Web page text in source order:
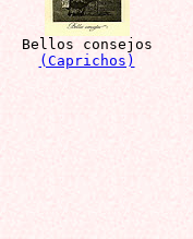
Bellos consejos
(Caprichos)